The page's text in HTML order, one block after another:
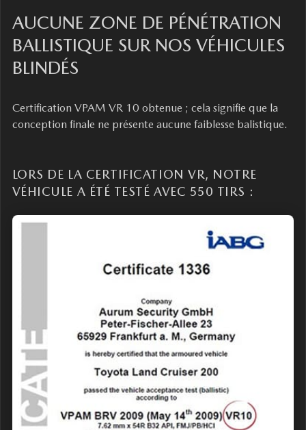
AUCUNE ZONE DE PÉNÉTRATION
BALLISTIQUE SUR NOS VÉHICULES
BLINDÉS
Certification VPAM VR 10 obtenue ; cela signifie que la
conception finale ne présente aucune faiblesse balistique.
LORS DE LA CERTIFICATION VR, NOTRE
VÉHICULE A ÉTÉ TESTÉ AVEC 550 TIRS :